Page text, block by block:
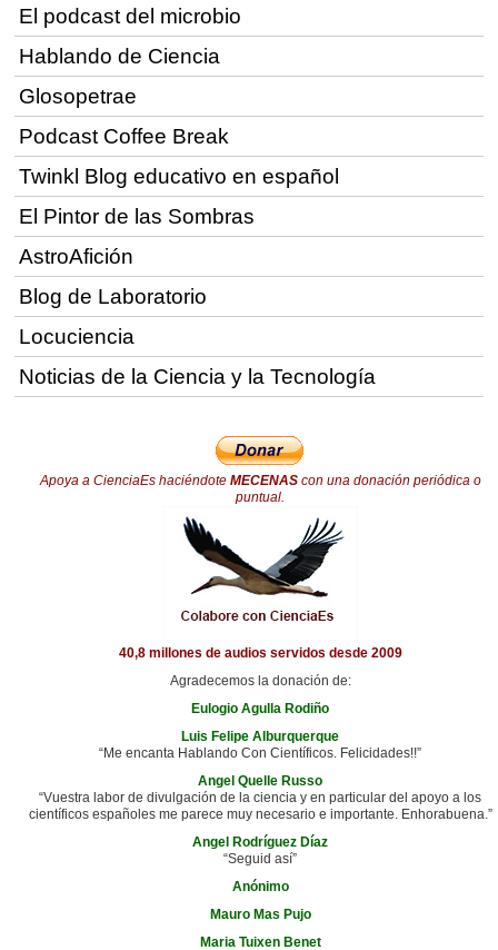
El podcast del microbio
Hablando de Ciencia
Glosopetrae
Podcast Coffee Break
Twinkl Blog educativo en español
El Pintor de las Sombras
AstroAfición
Blog de Laboratorio
Locuciencia
Noticias de la Ciencia y la Tecnología
Apoya a CienciaEs haciéndote MECENAScon una donación periódica o
puntual.
40,8 millones de audios servidos desde 2009
Agradecemos la donación de:
Eulogio Agulla Rodiño
Luis Felipe Alburquerque
“Me encanta Hablando Con Científicos. Felicidades!!”
Angel Quelle Russo
“Vuestra labor de divulgación de la ciencia y en particular del apoyo a los
científicos españoles me parece muy necesario e importante. Enhorabuena.”
Angel Rodríguez Díaz
“Seguid así”
Anónimo
Mauro Mas Pujo
Maria Tuixen Benet